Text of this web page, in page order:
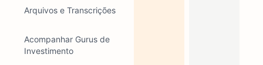
Arquivos e Transcrições
Acompanhar Gurus de
Investimento